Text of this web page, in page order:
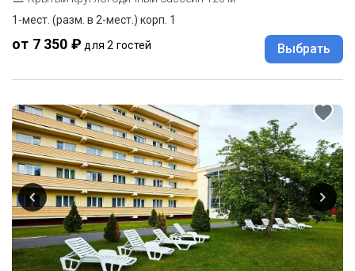
1-мест. (разм. в 2-мест.) корп. 1
от 7 350 ₽ для 2 гостей Выбрать